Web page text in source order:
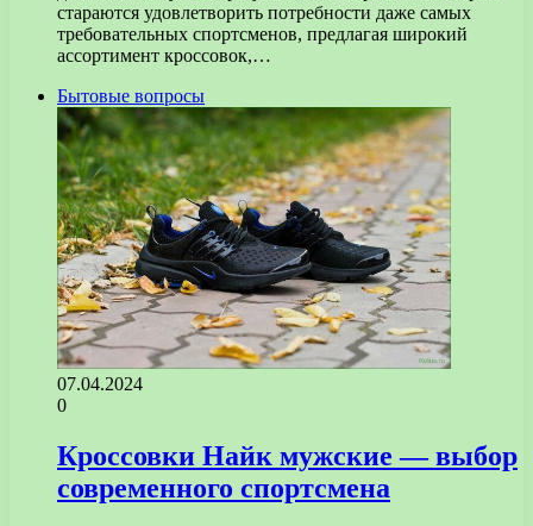
стараются удовлетворить потребности даже самых
требовательных спортсменов, предлагая широкий
ассортимент кроссовок,…
Бытовые вопросы
07.04.2024
0
Кроссовки Найк мужские — выбор
современного спортсмена